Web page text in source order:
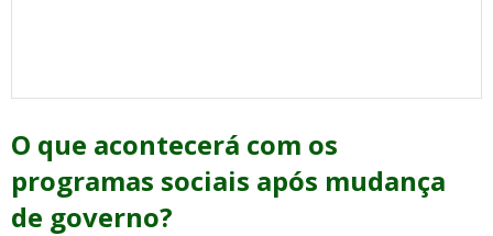
O que acontecerá com os
programas sociais após mudança
de governo?